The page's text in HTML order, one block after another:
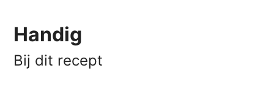
Handig
Bij dit recept